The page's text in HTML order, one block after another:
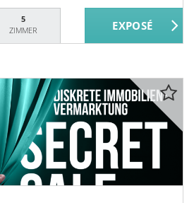
5
ZIMMER